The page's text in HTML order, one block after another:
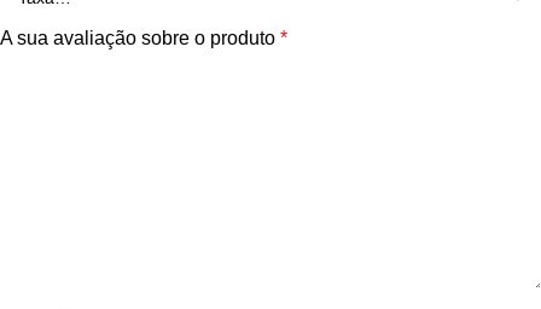
A sua avaliação sobre o produto *